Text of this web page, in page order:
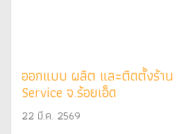
ออกแบบ ผลิต และติดตั้งร้าน
Service จ.ร้อยเอ็ด
22 มี.ค. 2569